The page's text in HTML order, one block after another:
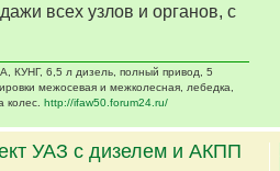
всех узлов и органов, с
КУНГ, 6,5 л дизель, полный привод, 5
межосевая и межколесная, лебедка,
колес. http://ifaw50.forum24.ru/
УАЗ с дизелем и АКПП